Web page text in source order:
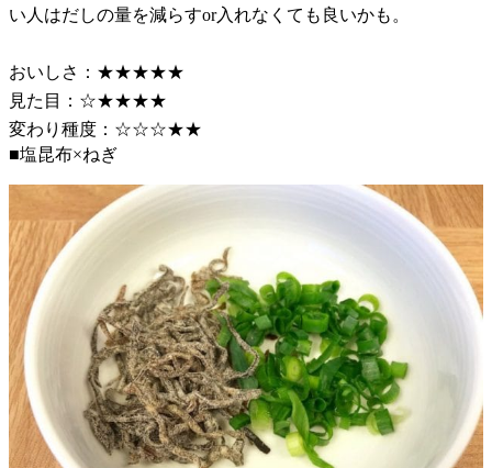
い人はだしの量を減らすor入れなくても良いかも。
おいしさ：★★★★★
見た目：☆★★★★
変わり種度：☆☆☆★★
■塩昆布×ねぎ